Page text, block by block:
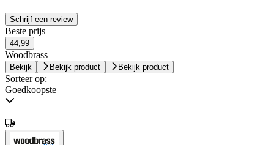
Schrijf een review
Beste prijs
44,99
Woodbrass
Bekijk Bekijk product Bekijk product
Sorteer op:
Goedkoopste